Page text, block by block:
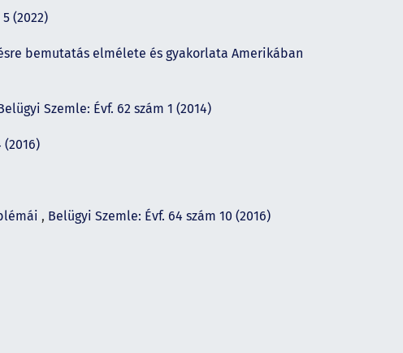
(2022)
bemutatás elmélete és gyakorlata Amerikában
Szemle: Évf. 62 szám 1 (2014)
(2016)
, Belügyi Szemle: Évf. 64 szám 10 (2016)